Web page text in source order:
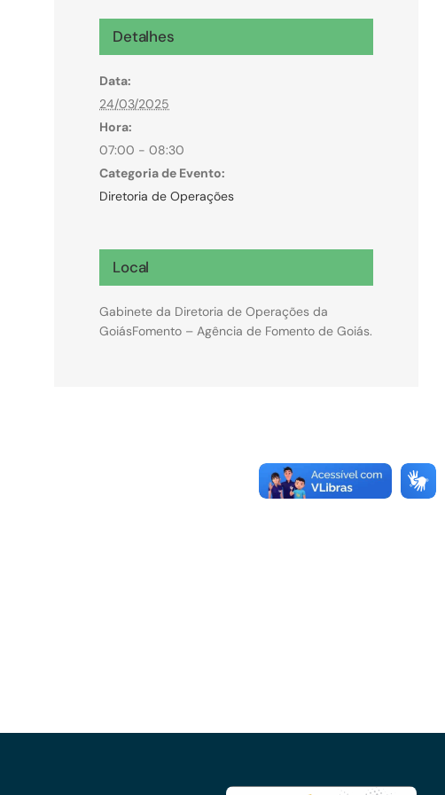
Microcrédito
Para MEI, microempresas e pessoas físicas
(feirantes e transportes)
Detalhes
Data:
24/03/2025
Hora:
07:00 - 08:30
Categoria de Evento:
Diretoria de Operações
Local
Gabinete da Diretoria de Operações da
GoiásFomento – Agência de Fomento de Goiás.